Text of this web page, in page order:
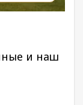
и наш